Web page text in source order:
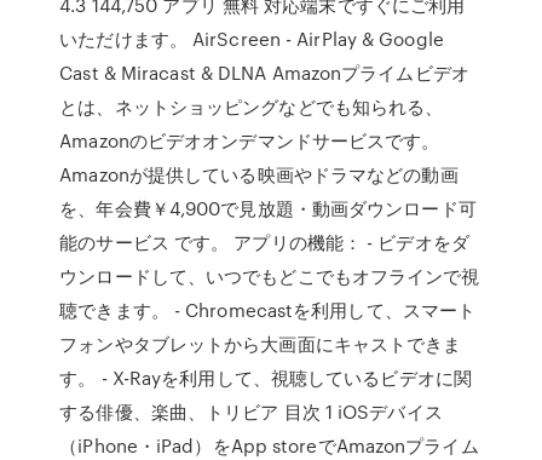
いただけます。 AirScreen - AirPlay & Google
Cast & Miracast & DLNA Amazonプライムビデオ
とは、ネットショッピングなどでも知られる、
Amazonのビデオオンデマンドサービスです。
Amazonが提供している映画やドラマなどの動画
を、年会費￥4,900で見放題・動画ダウンロード可
能のサービス です。 アプリの機能： - ビデオをダ
ウンロードして、いつでもどこでもオフラインで視
聴できます。 - Chromecastを利用して、スマート
フォンやタブレットから大画面にキャストできま
す。 - X-Rayを利用して、視聴しているビデオに関
する俳優、楽曲、トリビア 目次 1 iOSデバイス
（iPhone・iPad）をApp storeでAmazonプライム